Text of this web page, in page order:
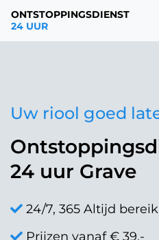
ONTSTOPPINGSDIENST
24 UUR
Uw riool goed
24 uur Grave
24/7, 365 Altijd
Prijzen vanaf € 39,-